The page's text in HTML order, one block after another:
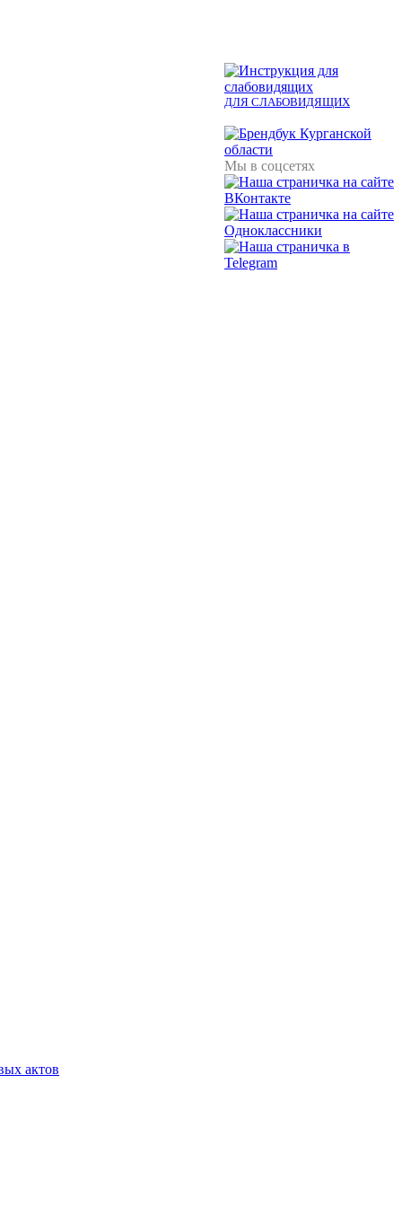
ДЛЯ СЛАБОВИДЯЩИХ
Мы в соцсетях
актов